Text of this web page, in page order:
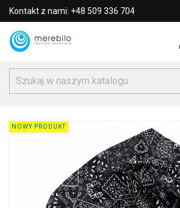
Kontakt z nami: +48 509 336 704
NOWY PRODUKT